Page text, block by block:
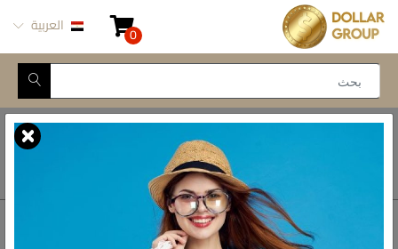
0 العربية
Closed for Maintenance
أتصل بنا